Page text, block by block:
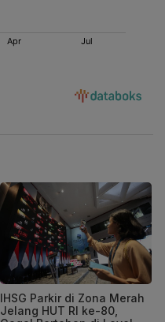
IHSG Parkir di Zona Merah
Jelang HUT RI ke-80,